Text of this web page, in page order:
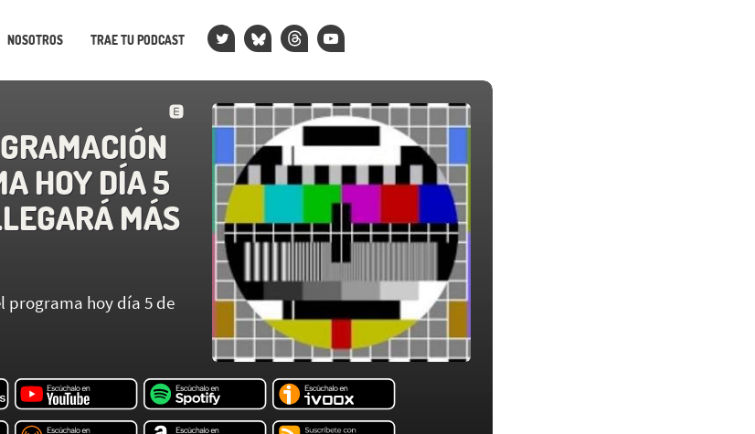
NOSOTROS TRAE TU PODCAST
HOY DÍA 5
MÁS
programa hoy día 5 de